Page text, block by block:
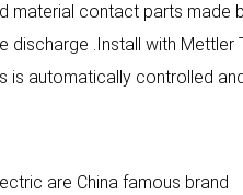
material contact parts made
discharge .Install with
is automatically controlled
are China famous brand